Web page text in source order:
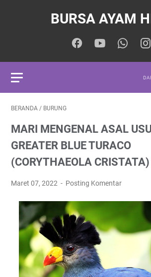
BURSA AYAM
BERANDA / BURUNG
MARI MENGENAL ASAL
GREATER BLUE TURACO
(CORYTHAEOLA CRISTATA)
Maret 07, 2022 Posting Komentar